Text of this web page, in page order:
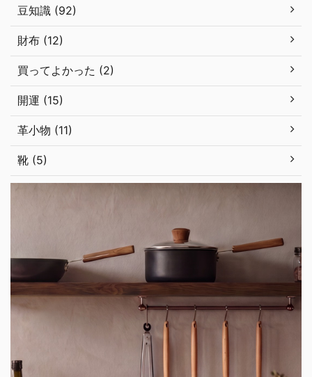
豆知識 (92)
財布 (12)
買ってよかった (2)
開運 (15)
革小物 (11)
靴 (5)